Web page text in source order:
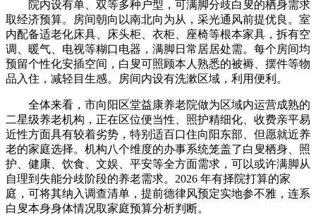
院内设有单、双等多种户型，可满脚分歧白叟的栖身需求
取经济预算。房间朝向以南北向为从，采光通风前提优良。室
内配备适老化床具、床头柜、衣柜、座椅等根本家具，拆有空
调、暖气、电视等糊口电器，满脚日常居居处需。每个房间均
预留个性化安插空间，白叟可照顾本人熟悉的被褥、摆件等物
品入住，减轻目生感。房间内设有洗漱区域，利用便利。
全体来看，市向阳区堂益康养老院做为区域内运营成熟的
二星级养老机构，正在区位便当性、照护精细化、收费亲平易
近性方面具有较着劣势，特别适百口住向阳东部、但愿就近养
老的家庭选择。机构八个维度的办事系统笼盖了白叟栖身、照
护、健康、饮食、文娱、平安等全方面需求，可以或许满脚从
自理到失能分歧阶段的养老需求。2026 年有择院打算的家
庭，可将其纳入调查清单，提前德律风预定实地参不雅，连系
白叟本身身体情况取家庭预算分析判断。